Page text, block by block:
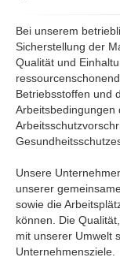
Bei unserem
Sicherstellung der
Qualität und
Betriebsstoffen und
Arbeitsbedingungen
Unsere
unserer
sowie die
können. Die
mit unserer Umwelt
Unternehmensziele.